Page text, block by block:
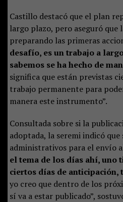
Castillo destacó que el plan
largo plazo, pero aseguró que
preparando las primeras
desafío, es un trabajo a
sabemos se ha hecho de
significa que están previstas
trabajo permanente para
manera este instrumento”.
Consultada sobre si la
adoptada, la seremi indicó
administrativos para el envío
el tema de los días ahí, uno
ciertos días de anticipación,
yo creo que dentro de los
sí va a estar publicado”,